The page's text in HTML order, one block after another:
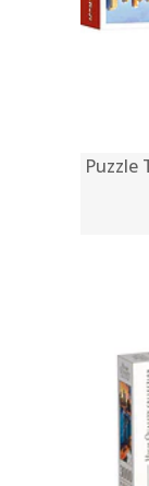
Puzzle